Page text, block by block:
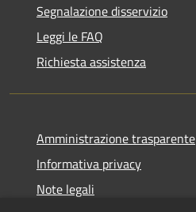
Segnalazione disservizio
Leggi le FAQ
Richiesta assistenza
Amministrazione trasparente
Informativa privacy
Note legali